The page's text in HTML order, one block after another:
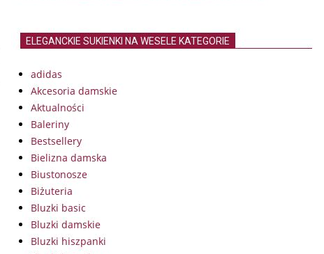
ELEGANCKIE SUKIENKI NA WESELE KATEGORIE
adidas
Akcesoria damskie
Aktualności
Baleriny
Bestsellery
Bielizna damska
Biustonosze
Biżuteria
Bluzki basic
Bluzki damskie
Bluzki hiszpanki